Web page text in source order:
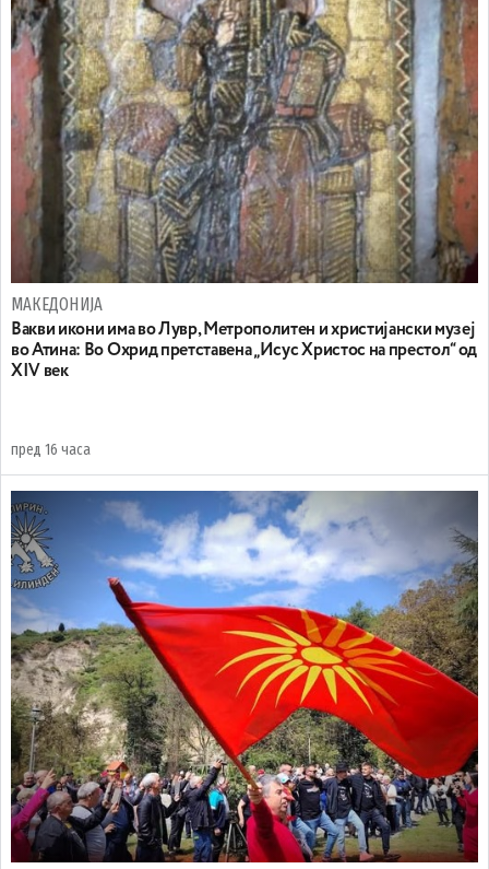
МАКЕДОНИЈА
Вакви икони има во Лувр, Метрополитен и христијански музеј
во Атина: Во Охрид претставена „Исус Христос на престол“ од
XIV век
пред 16 часа